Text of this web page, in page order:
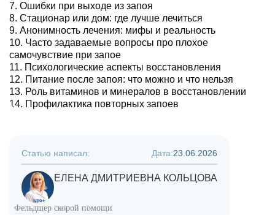
Ошибки при выходе из запоя
Стационар или дом: где лучше лечиться
Анонимность лечения: мифы и реальность
Часто задаваемые вопросы про плохое
самочувствие при запое
Психологические аспекты восстановления
Питание после запоя: что можно и что нельзя
Роль витаминов и минералов в восстановлении
Профилактика повторных запоев
Статью написал: Дата:23.06.2026
ЕЛЕНА ДМИТРИЕВНА КОЛЬЦОВА
Фельдшер скорой помощи